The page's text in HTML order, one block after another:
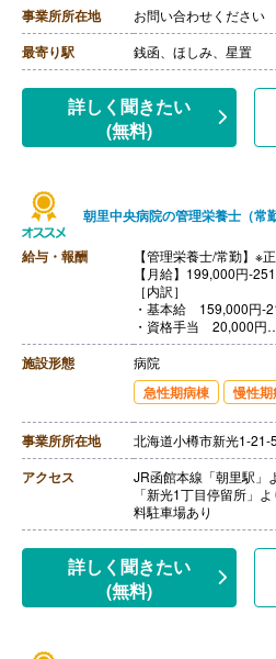
事業所所在地 お問い合わせください
最寄り駅 銭函、ほしみ、星置
詳しく聞きたい
(無料)
朝里中央病院の管理栄養士（常
給与・報酬
【管理栄養士/常勤】※
【月給】199,000円-
［内訳］
・基本給 159,000円-
・資格手当 20,000円
・調整手当 10,000円
・住宅手当 10,000円
【賞与】年2回（計3.20
【通勤手当】あり（上
【退職金】あり※勤続3
施設形態 病院
急性期病棟 慢性
事業所所在地 北海道小樽市新光1-21-5
アクセス
JR函館本線「朝里駅」
「新光1丁目停留所」
料駐車場あり
詳しく聞きたい
(無料)